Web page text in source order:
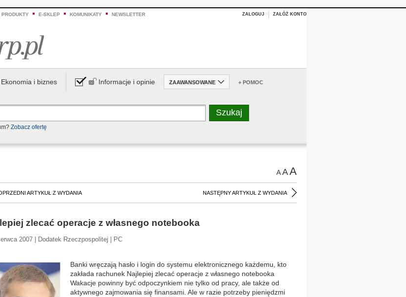
E-SKLEP KOMUNIKATY NEWSLETTER ZALOGUJ ZAŁÓŻ KONTO
Ekonomia i biznes Informacje i opinie ZAAWANSOWANE + POMOC
Zobacz ofertę
AAA
ARTYKUŁ Z WYDANIA NASTĘPNY ARTYKUŁ Z WYDANIA
zlecać operacje z własnego notebooka
2007 | Dodatek Rzeczpospolitej | PC
Banki wręczają hasło i login do systemu elektronicznego każdemu, kto
zakłada rachunek Najlepiej zlecać operacje z własnego notebooka
Wakacje powinny być odpoczynkiem nie tylko od pracy, ale także od
aktywnego zajmowania się finansami. Ale w razie potrzeby pieniędzmi